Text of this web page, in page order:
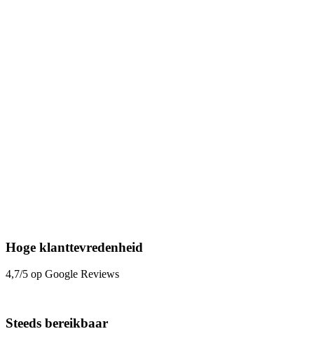
Hoge klanttevredenheid
4,7/5 op Google Reviews
Steeds bereikbaar